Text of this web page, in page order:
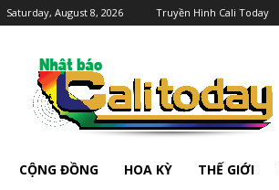
Saturday, August 8, 2026 Truyền Hình Cali Today
CỘNG ĐỒNG HOA KỲ THẾ GIỚI